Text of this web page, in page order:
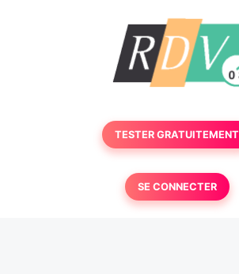
TESTER GRATUITEMENT
SE CONNECTER